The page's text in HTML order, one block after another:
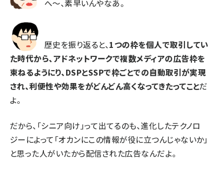
へ〜、素早いんやなあ。
歴史を振り返ると、1つの枠を個人で取引してい
た時代から、アドネットワークで複数メディアの広告枠を
束ねるようにり、DSPとSSPで枠ごとでの自動取引が実現
され、利便性や効果をがどんどん高くなってきたってことだ
よ。
だから、「シニア向け」って出てるのも、進化したテクノロ
ジーによって「オカンにこの情報が役に立つんじゃないか」
と思った人がいたから配信された広告なんだよ。